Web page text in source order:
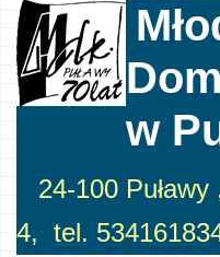
w
24-100
4, tel.